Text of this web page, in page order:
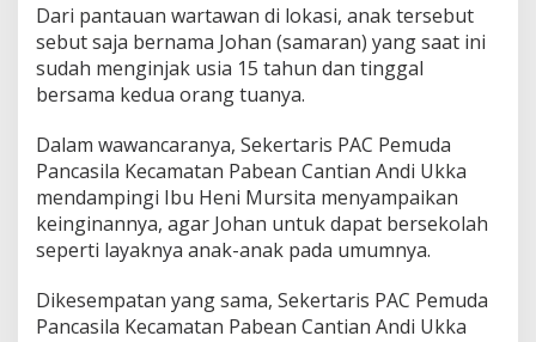
U
t
a
r
a
i
d
a
k
M
e
d
a
Dari pantauan wartawan di lokasi, anak tersebut
sebut saja bernama Johan (samaran) yang saat ini
sudah menginjak usia 15 tahun dan tinggal
bersama kedua orang tuanya.
Dalam wawancaranya, Sekertaris PAC Pemuda
Pancasila Kecamatan Pabean Cantian Andi Ukka
mendampingi Ibu Heni Mursita menyampaikan
keinginannya, agar Johan untuk dapat bersekolah
seperti layaknya anak-anak pada umumnya.
Dikesempatan yang sama, Sekertaris PAC Pemuda
Pancasila Kecamatan Pabean Cantian Andi Ukka